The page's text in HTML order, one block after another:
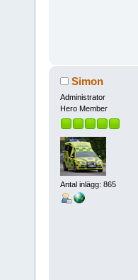
Simon
Administrator
Hero Member
Antal inlägg: 865